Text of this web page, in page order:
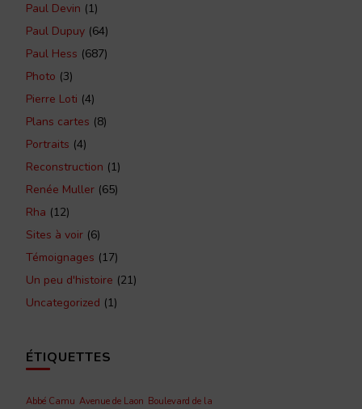
Paul Devin (1)
Paul Dupuy (64)
Paul Hess (687)
Photo (3)
Pierre Loti (4)
Plans cartes (8)
Portraits (4)
Reconstruction (1)
Renée Muller (65)
Rha (12)
Sites à voir (6)
Témoignages (17)
Un peu d'histoire (21)
Uncategorized (1)
ÉTIQUETTES
Abbé Camu Avenue de Laon Boulevard de la